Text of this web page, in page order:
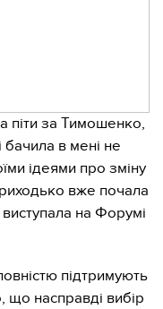
піти за Тимошенко,
бачила в мені не
ідеями про зміну
вже почала
на Форумі
підтримують
що насправді вибір